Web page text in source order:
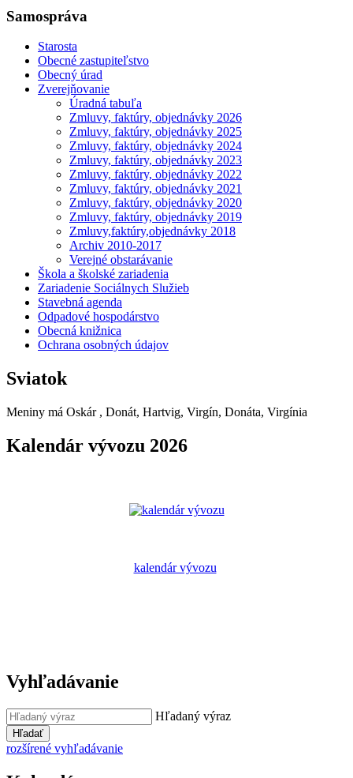
Samospráva
Starosta
Obecné zastupiteľstvo
Obecný úrad
Zverejňovanie
Úradná tabuľa
Zmluvy, faktúry, objednávky 2026
Zmluvy, faktúry, objednávky 2025
Zmluvy, faktúry, objednávky 2024
Zmluvy, faktúry, objednávky 2023
Zmluvy, faktúry, objednávky 2022
Zmluvy, faktúry, objednávky 2021
Zmluvy, faktúry, objednávky 2020
Zmluvy, faktúry, objednávky 2019
Zmluvy,faktúry,objednávky 2018
Archiv 2010-2017
Verejné obstarávanie
Škola a školské zariadenia
Zariadenie Sociálnych Služieb
Stavebná agenda
Odpadové hospodárstvo
Obecná knižnica
Ochrana osobných údajov
Sviatok
Meniny má Oskár , Donát, Hartvig, Virgín, Donáta, Virgínia
Kalendár vývozu 2026
kalendár vývozu
Vyhľadávanie
Hľadaný výraz
Hľadať
rozšírené vyhľadávanie